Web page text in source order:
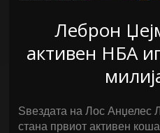
Леброн
активен НБА
Ѕвездата на Лос Анџелес
стана првиот активен